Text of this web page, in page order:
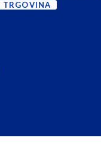
TRGOVINA